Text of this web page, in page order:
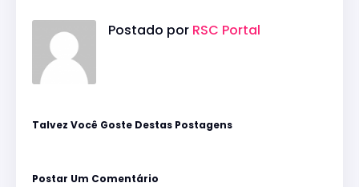
Postado por RSC Portal
Talvez Você Goste Destas Postagens
Postar Um Comentário